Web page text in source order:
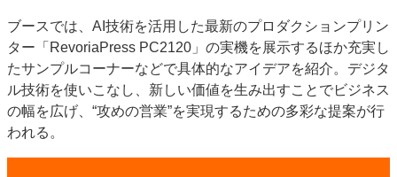
ブースでは、AI技術を活用した最新のプロダクションプリン
ター「RevoriaPress PC2120」の実機を展示するほか充実し
たサンプルコーナーなどで具体的なアイデアを紹介。デジタ
ル技術を使いこなし、新しい価値を生み出すことでビジネス
の幅を広げ、“攻めの営業”を実現するための多彩な提案が行
われる。